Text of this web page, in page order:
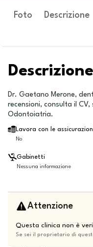
Foto Descrizione
Dr. Gaetano Merone,
recensioni, consulta il
Odontoiatria.
Lavora con le
No
Gabinetti
Nessuna informazione
Attenzione
Questa clinica non è
Se sei il proprietario di